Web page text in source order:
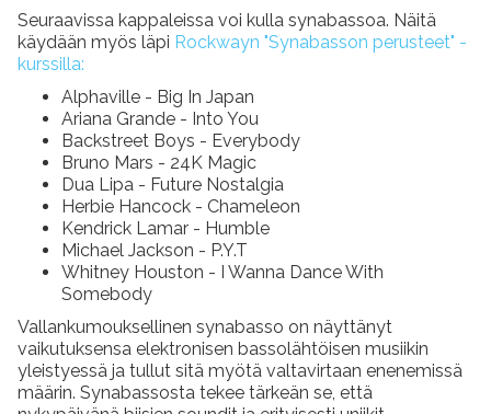
Seuraavissa kappaleissa voi kulla synabassoa. Näitä
käydään myös läpi Rockwayn "Synabasson perusteet" -
kurssilla:
Alphaville - Big In Japan
Ariana Grande - Into You
Backstreet Boys - Everybody
Bruno Mars - 24K Magic
Dua Lipa - Future Nostalgia
Herbie Hancock - Chameleon
Kendrick Lamar - Humble
Michael Jackson - P.Y.T
Whitney Houston - I Wanna Dance With
Somebody
Vallankumouksellinen synabasso on näyttänyt
vaikutuksensa elektronisen bassolähtöisen musiikin
yleistyessä ja tullut sitä myötä valtavirtaan enenemissä
määrin. Synabassosta tekee tärkeän se, että